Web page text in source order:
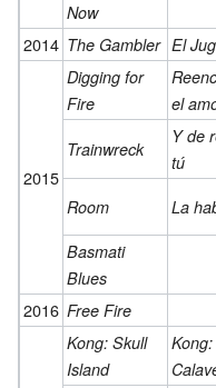
Now
2014 The Gambler El
2015
Digging for
Fire
el
Trainwreck
Y de
tú
Room La
Basmati
Blues
2016 Free Fire
Kong: Skull
Island